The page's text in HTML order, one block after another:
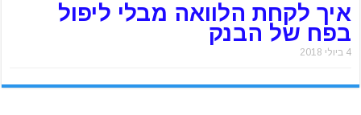
איך לקחת הלוואה מבלי ליפול
בפח של הבנק
4 ביולי 2018